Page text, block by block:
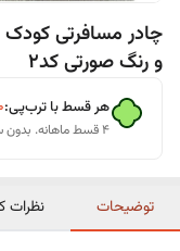
چادر مسافرتی
و رنگ صورتی کد2
هر قسط با ترب‌پی:
۴ قسط ماهانه. بدون سود، چک و ضامن.
توضیحات نظرات